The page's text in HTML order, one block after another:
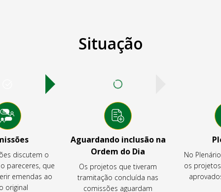
Situação
discutem o
pareceres, que
emendas ao
original
Aguardando inclusão na
Ordem do Dia
Os projetos que tiveram
tramitação concluída nas
comissões aguardam
No
os